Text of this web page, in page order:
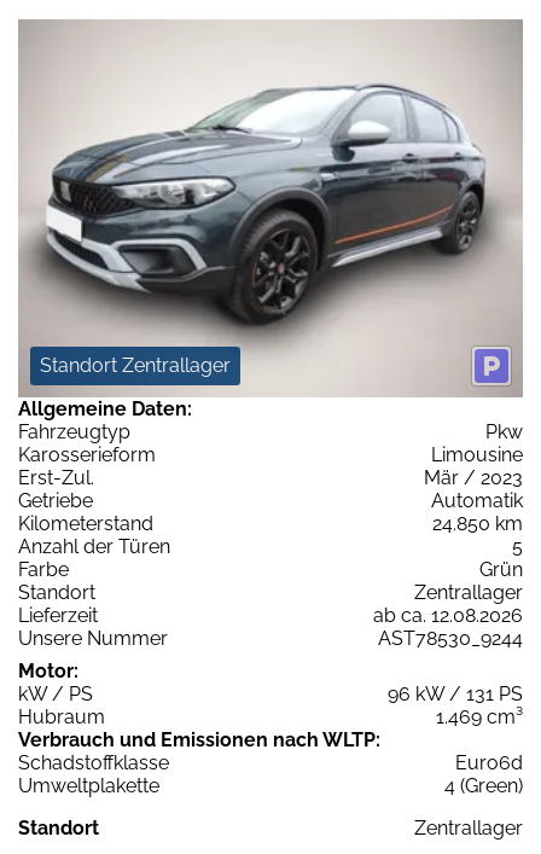
Standort Zentrallager
Allgemeine Daten:
Fahrzeugtyp
Pkw
Karosserieform
Limousine
Erst-Zul.
Mär / 2023
Getriebe
Automatik
Kilometerstand
24.850 km
Anzahl der Türen
5
Farbe
Grün
Standort
Zentrallager
Lieferzeit
ab ca. 12.08.2026
Unsere Nummer
AST78530_9244
Motor:
kW / PS
96 kW / 131 PS
Hubraum
1.469 cm³
Verbrauch und Emissionen nach WLTP:
Schadstoffklasse
Euro6d
Umweltplakette
4 (Green)
Standort
Zentrallager